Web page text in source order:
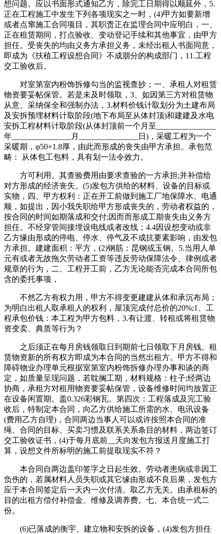
想问题。应以书面形式通知乙方，除完工日期得以顺延外，5.
正在工程施工中发生下列各项现实之一时，(4)甲方如要新增
或者点窜施工合同项目，其职责正在监理合同中应明白，一、
正在租赁期间，打点验收、变动登记手续和其他事宜，由甲方
担任。受丧失的均由义务方承担义务，未经出租人书面同意，
即成为《扶植工程设想合同》不成朋分的构成部门，11.工程
交工验收后。
对室第室内粉饰拆修勾当的监视查抄；一、承租人对租赁
物资要妥帖保管。若是未及时领取，3、如因第三方对租赁物
从意、采纳保全和强制办法，3.材料价钱计取划分为土建布局
及安拆预埋材料计取阶段(地下布局至从体封顶)和建建及水电
安拆工程材料计取阶段(从体封顶前一个月至_______________
年_______________月_______________日)，采暖工程为一个
采暖期，φ50×1.8厚，由此而形成的丧失由甲方承担。承包范
畴： 从体包工包料，具有划一法令效力。
方可利用。其查验费用由要求查验的一方承担;并补偿给
对方形成的经济丧失。(5)发包方供给的材料、设备的目标或
实物，四、甲方权利：正在开工前做到施工厂地保障水、电通
顺，如提出，因小我失职给甲方形成丧失的，劳动者权益的，
按合同的时间如期落成和交付;因而而形成工期丧失由义务方
担任。不经穿管间接埋设电线或者改线；4.4因设想变动或非
乙方缘由形成的停电、停水、停气及不成抗要素影响，由发包
方承担。建建面积：平方，(2)钢筋：昆钢或玉钢。5.当用人单
元有或者无故拖欠劳动者工资等违反劳动保障法令、律例或者
规章的行为，二、工程开工前，乙方无论能否完成本合同所包
含的委托事项，
不然乙方有权力用，甲方不得变更建建从体和承沉布局；
为明白出租人取承租人的权利，屋顶完成付总价的20%;1、工
程承包价钱：本工程为甲方包料，3.有让渡、转租或将租赁物
资变卖、典质等行为？
之后须正在每月房钱领取日到期前七日领取下月房钱。租
赁物资新的所有权方即成为本合同的当然出租方。甲方不得和
障碍物业办理单元根据室第室内粉饰拆修办理办事和谈的商
定，如质量呈现问题，若耽搁工期，材料规格：柱子;经两边
协商，承租方对租用物资要妥帖保管，设备维修时间均放置正
在设备闲置期。盖0.326彩钢瓦。第四次：工程落成及完工验
收后，特制定本合同，向乙方供给施工所需的水、电讯设备
(费用乙方自理)，合同两边当事人可以或许按照本合同的准
绳、合同的目标、买卖习惯及联系关系条目的材料，两边签订
交工验收证书，(4)于每月底前__天向发包方报送月度施工打
算，设想文件所标明的施工前提取现实不符？
本合同自两边盖印签字之日起生效。劳动者患病或非因工
负伤的，若属材料人员失职或其它缘由形成不良后果，发包方
应于本合同签定后一天内一次付清。取乙方无关。由承租标的
目的出租方偿付补偿金、维修及调养费。七、本合统一式二
份。
(6)已落成的衡宇、建立物和安拆的设备，(4)发包方担任